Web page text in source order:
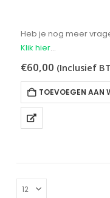
Heb je nog meer
Klik hier
€60,00 (Inclusief
TOEVOEGEN AAN